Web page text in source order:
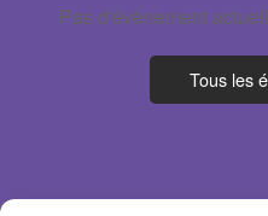
Pas d'événement
Tous les